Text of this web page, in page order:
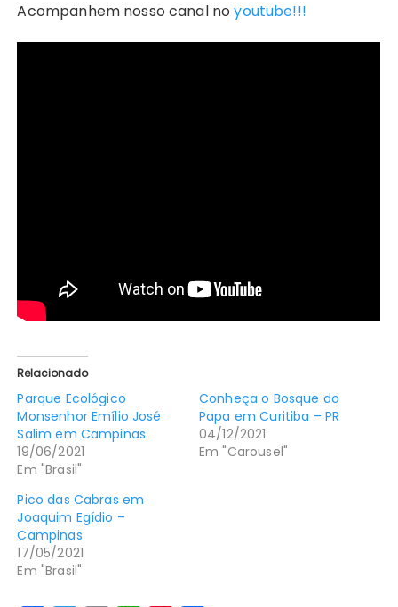
Acompanhem nosso canal noyoutube!!!
Relacionado
Parque Ecológico
Monsenhor Emílio José
Salim em Campinas
19/06/2021
Em "Brasil"
Conheça o Bosque do
Papa em Curitiba – PR
04/12/2021
Em "Carousel"
Pico das Cabras em
Joaquim Egídio –
Campinas
17/05/2021
Em "Brasil"